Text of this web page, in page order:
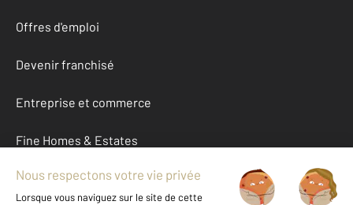
Offres d'emploi
Devenir franchisé
Entreprise et commerce
Fine Homes & Estates
À propos